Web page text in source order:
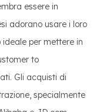
essere in
adorano usare i loro
per mettere in
to
Gli acquisti di
specialmente